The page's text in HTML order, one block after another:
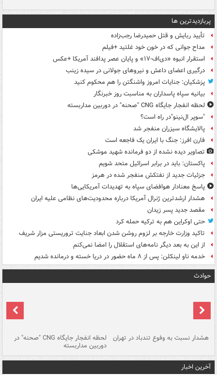
پربازدیدترین ها
تأیید ربایش و قتل حمیدرضا رجب‌زاده
مداح جوانی که در خون خود غلتید +فیلم
استقرار انبوه «دی‌اف‑۱۷» و پایان عصر پدافند آمریکا +عکس
درگیری اعضای داعش و نیروهای جولانی در سیده زینب
پزشکیان: جنایات امروز واشنگتن را هم محکوم کنید
بیانیه سپاه پاسداران به مناسبت روز خبرنگار
لحظه انفجار جایگاه CNG "صحنه" در دوربین مداربسته
"سوپر ال‌نینو"در راه است؟
پالایشگاه سیزران منفجر شد
فارن افرز: جنگ با ایران یک فاجعه است
تصاویر دیده‌ نشده از دو فرمانده شهید موشکی
پاکستان: باید در برابر اسرائیل متحد شویم
جزئیات جدید از نفتکش منفجر شده در هرمز
پاسخ معنادار هوافضای سپاه به تهدیدات آمریکایی‌ها
هشدار ارشدترین ژنرال آمریکا درباره محدودیت‌های نظامی علیه ایران
مقصد جدید پسر زیدان
حتی اوکراین هم به ترکیه حمله کرد
تاکید وزارت خارجه بر لزوم روشن شدن ابعاد جنایت تروریستی مزار شریف
از این به بعد دیگر نامه‌های استقلال را امضا نمی‌کنم
خدمه ناو لینکلن: پس از ۸ ماه حضور در دریا خسته و درمانده‌ شدیم
حوادث
هشدار نسبت به وفوع تندباد در تهران لحظه انفجار جایگاه CNG "صحنه" در
دوربین مداربسته
آخرین اخبار